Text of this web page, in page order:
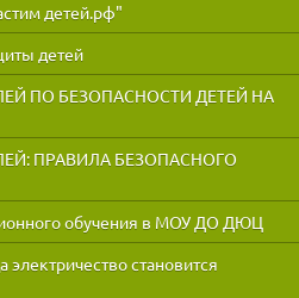
детей.рф"
детей
ПО БЕЗОПАСНОСТИ ДЕТЕЙ НА
ПРАВИЛА БЕЗОПАСНОГО
обучения в МОУ ДО ДЮЦ
становится